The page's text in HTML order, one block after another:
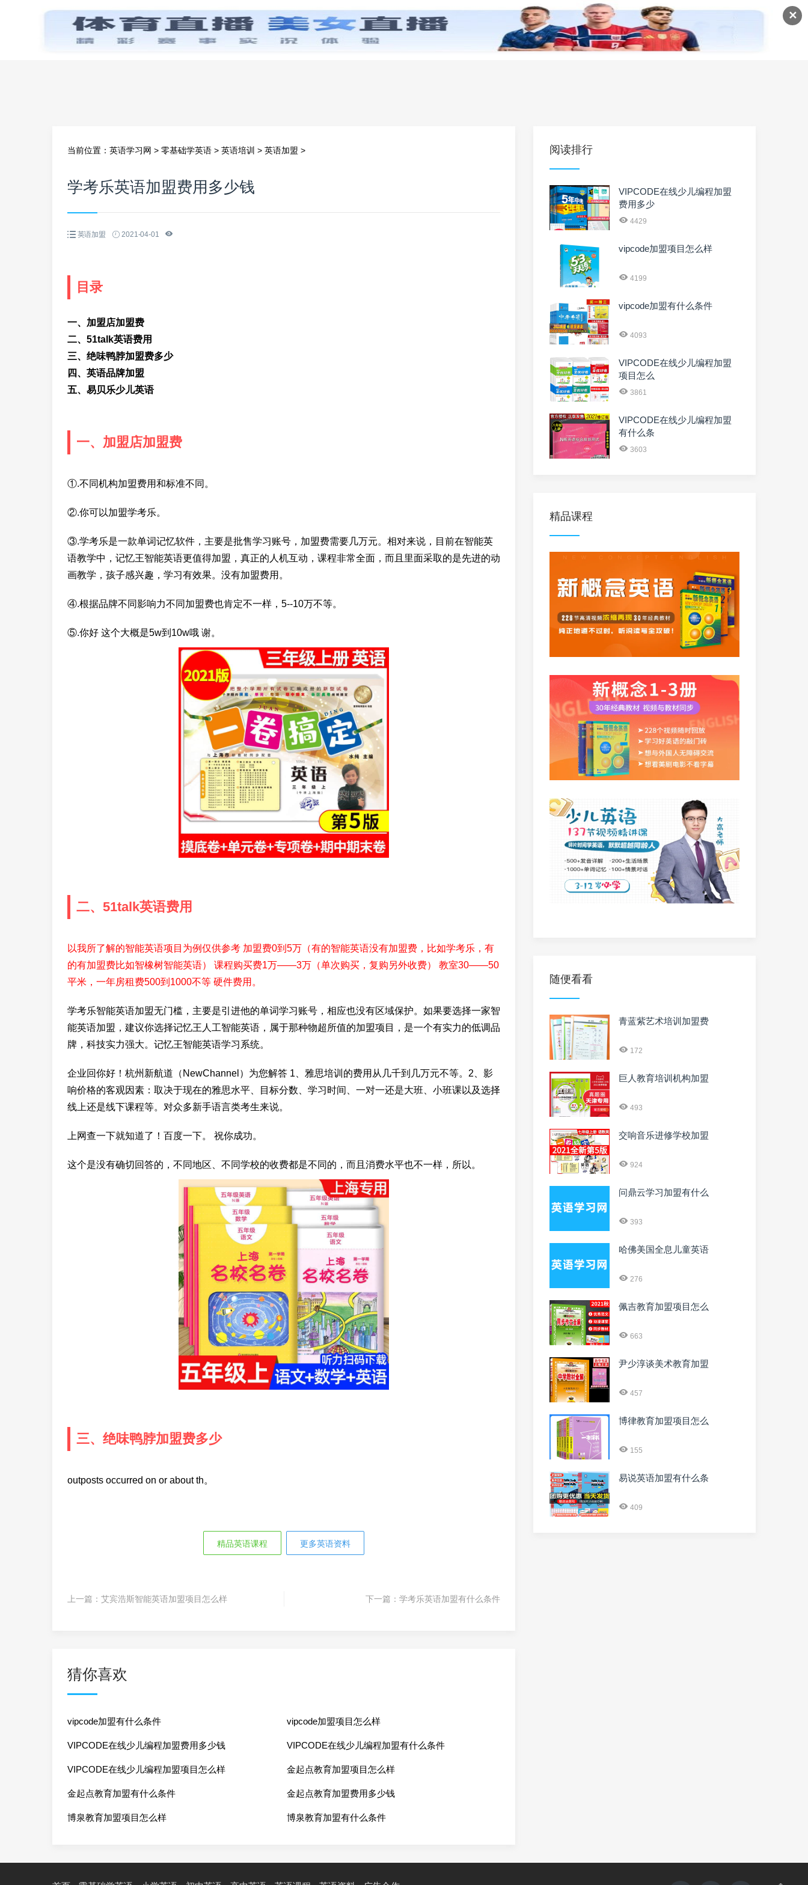
✕
首页 零基础学英语 小学英语 初中英语 高中英语 英语课程 英语资料
当前位置： 英语学习网 > 零基础学英语 > 英语培训 > 英语加盟 >
学考乐英语加盟费用多少钱
英语加盟 2021-04-01
目录
一、加盟店加盟费
二、51talk英语费用
三、绝味鸭脖加盟费多少
四、英语品牌加盟
五、易贝乐少儿英语
一、加盟店加盟费
①.不同机构加盟费用和标准不同。
②.你可以加盟学考乐。
③.学考乐是一款单词记忆软件，主要是批售学习账号，加盟费需要几万元。相对来说，目前在智能英
语教学中，记忆王智能英语更值得加盟，真正的人机互动，课程非常全面，而且里面采取的是先进的动
画教学，孩子感兴趣，学习有效果。没有加盟费用。
④.根据品牌不同影响力不同加盟费也肯定不一样，5--10万不等。
⑤.你好 这个大概是5w到10w哦 谢。
二、51talk英语费用
以我所了解的智能英语项目为例仅供参考 加盟费0到5万（有的智能英语没有加盟费，比如学考乐，有
的有加盟费比如智橡树智能英语） 课程购买费1万——3万（单次购买，复购另外收费） 教室30——50
平米，一年房租费500到1000不等 硬件费用。
学考乐智能英语加盟无门槛，主要是引进他的单词学习账号，相应也没有区域保护。如果要选择一家智
能英语加盟，建议你选择记忆王人工智能英语，属于那种物超所值的加盟项目，是一个有实力的低调品
牌，科技实力强大。记忆王智能英语学习系统。
企业回你好！杭州新航道（NewChannel）为您解答 1、雅思培训的费用从几千到几万元不等。2、影
响价格的客观因素：取决于现在的雅思水平、目标分数、学习时间、一对一还是大班、小班课以及选择
线上还是线下课程等。对众多新手语言类考生来说。
上网查一下就知道了！百度一下。 祝你成功。
这个是没有确切回答的，不同地区、不同学校的收费都是不同的，而且消费水平也不一样，所以。
三、绝味鸭脖加盟费多少
outposts occurred on or about th。
精品英语课程 更多英语资料
上一篇： 艾宾浩斯智能英语加盟项目怎么样 下一篇： 学考乐英语加盟有什么条件
猜你喜欢
vipcode加盟有什么条件 vipcode加盟项目怎么样
VIPCODE在线少儿编程加盟费用多少钱 VIPCODE在线少儿编程加盟有什么条件
VIPCODE在线少儿编程加盟项目怎么样 金起点教育加盟项目怎么样
金起点教育加盟有什么条件 金起点教育加盟费用多少钱
博泉教育加盟项目怎么样 博泉教育加盟有什么条件
阅读排行
VIPCODE在线少儿编程加盟
费用多少
4429
vipcode加盟项目怎么样
4199
vipcode加盟有什么条件
4093
VIPCODE在线少儿编程加盟
项目怎么
3861
VIPCODE在线少儿编程加盟
有什么条
3603
精品课程
随便看看
青蓝紫艺术培训加盟费
172
巨人教育培训机构加盟
493
交响音乐进修学校加盟
924
问鼎云学习加盟有什么
393
哈佛美国全息儿童英语
276
佩吉教育加盟项目怎么
663
尹少淳谈美术教育加盟
457
博律教育加盟项目怎么
155
易说英语加盟有什么条
409